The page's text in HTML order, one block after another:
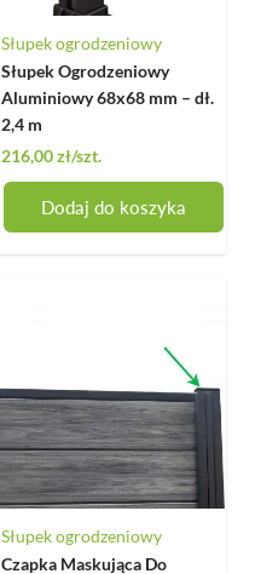
Słupek ogrodzeniowy
Słupek Ogrodzeniowy
Aluminiowy 68x68 mm – dł.
2,4 m
216,00 zł/szt.
Dodaj do koszyka
Słupek ogrodzeniowy
Czapka Maskująca Do